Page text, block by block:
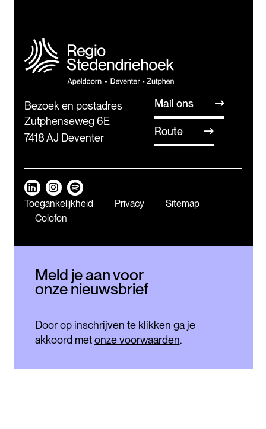
Bezoek en postadres
Zutphenseweg 6E
7418 AJ Deventer
Mail ons
Route
Toegankelijkheid Privacy
Sitemap
Colofon
Meld je aan voor
onze nieuwsbrief
Door op inschrijven te klikken ga je
akkoord metonze voorwaarden.